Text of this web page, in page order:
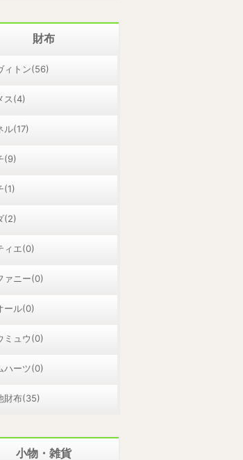
財布
ィトン(56)
ス(4)
ル(17)
(9)
(1)
(2)
ィエ(0)
ァニー(0)
ール(0)
ミュウ(0)
ハーツ(0)
財布(35)
小物・雑貨